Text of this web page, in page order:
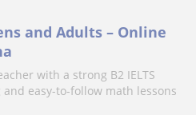
and Adults – Online
with a strong B2 IELTS
easy-to-follow math lessons